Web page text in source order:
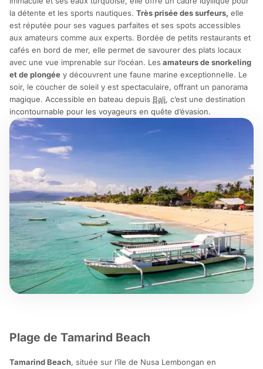
la détente et les sports nautiques. Très prisée des surfeurs, elle
est réputée pour ses vagues parfaites et ses spots accessibles
aux amateurs comme aux experts. Bordée de petits restaurants et
cafés en bord de mer, elle permet de savourer des plats locaux
avec une vue imprenable sur l’océan. Les amateurs de snorkeling
et de plongée y découvrent une faune marine exceptionnelle. Le
soir, le coucher de soleil y est spectaculaire, offrant un panorama
magique. Accessible en bateau depuis Bali, c’est une destination
incontournable pour les voyageurs en quête d’évasion.
Plage de Tamarind Beach
Tamarind Beach, située sur l’île de Nusa Lembongan en